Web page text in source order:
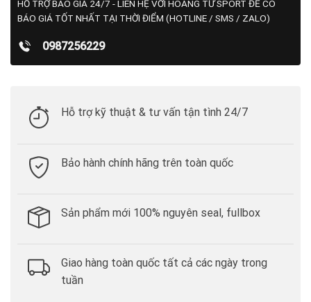
HỖ TRỢ BÁO GIÁ 24/7 - LIÊN HỆ VỚI HOÀNG TỬ SPORT ĐỂ CÓ
BÁO GIÁ TỐT NHẤT TẠI THỜI ĐIỂM (HOTLINE / SMS / ZALO)
0987256229
Hỗ trợ kỹ thuật & tư vấn tận tình 24/7
Bảo hành chính hãng trên toàn quốc
Sản phẩm mới 100% nguyên seal, fullbox
Giao hàng toàn quốc tất cả các ngày trong
tuần